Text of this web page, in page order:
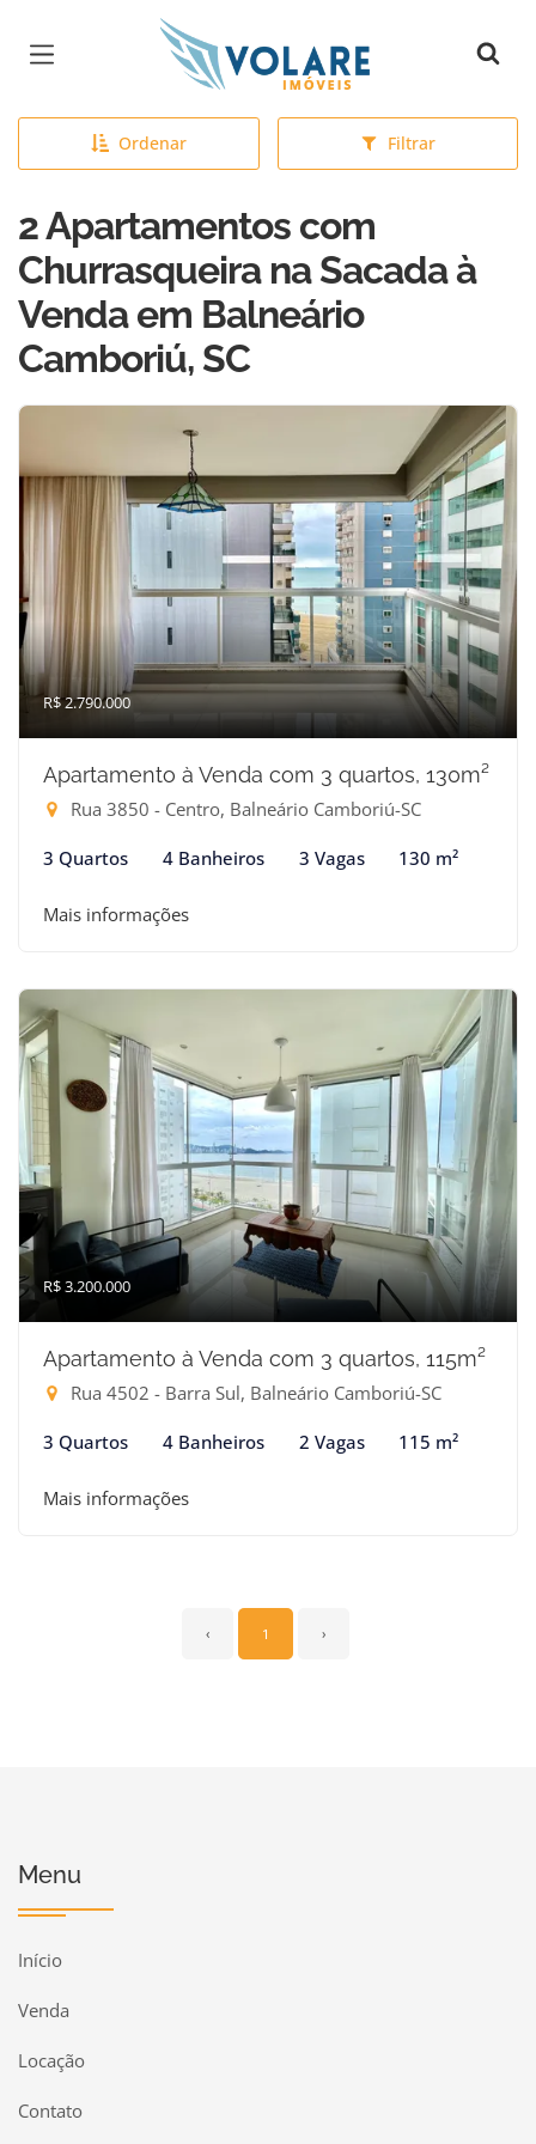
Página inicial
Ordenar Filtrar
2 Apartamentos com
Churrasqueira na Sacada à
Venda em Balneário
Camboriú, SC
R$ 2.790.000
Apartamento à Venda com 3 quartos, 130m²
Rua 3850 - Centro, Balneário Camboriú-SC
3 Quartos 4 Banheiros 3 Vagas 130 m²
Mais informações
R$ 3.200.000
Apartamento à Venda com 3 quartos, 115m²
Rua 4502 - Barra Sul, Balneário Camboriú-SC
3 Quartos 4 Banheiros 2 Vagas 115 m²
Mais informações
‹ 1 ›
Menu
Início
Venda
Locação
Contato